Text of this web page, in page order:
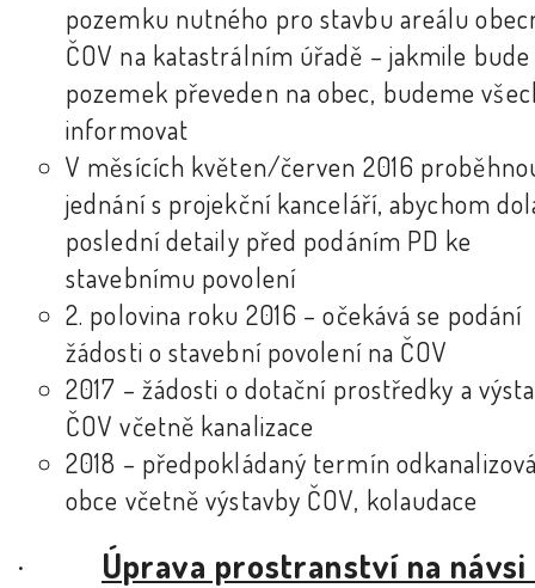
pozemku nutného pro stavbu areálu
ČOV na katastrálním úřadě – jakmile bude
pozemek převeden na obec, budeme
informovat
V měsících květen/červen 2016
jednání s projekční kanceláří, abychom
poslední detaily před podáním PD ke
stavebnímu povolení
2. polovina roku 2016 – očekává se podání
žádosti o stavební povolení na ČOV
2017 – žádosti o dotační prostředky a
ČOV včetně kanalizace
2018 – předpokládaný termín
obce včetně výstavby ČOV, kolaudace
· Úprava prostranství na návsi